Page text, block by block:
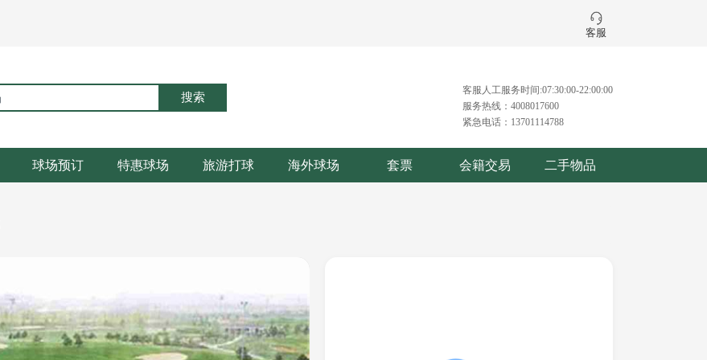
客服
搜索
客服人工服务时间:07:30:00-22:00:00
服务热线：4008017600
紧急电话：13701114788
球场预订 特惠球场 旅游打球 海外球场 套票 会籍交易 二手物品